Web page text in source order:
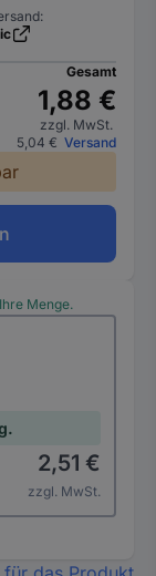
Gesamt
1,88 €
zzgl. MwSt.
5,04 € Versand
Menge.
2,51 €
zzgl. MwSt.